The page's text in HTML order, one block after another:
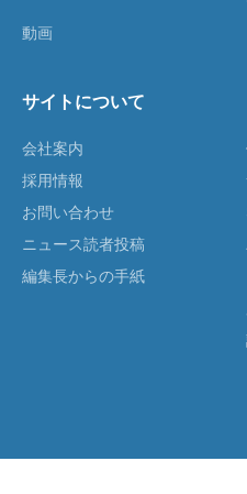
動画
サイトについて
会社案内
採用情報
お問い合わせ
ニュース読者投稿
編集長からの手紙